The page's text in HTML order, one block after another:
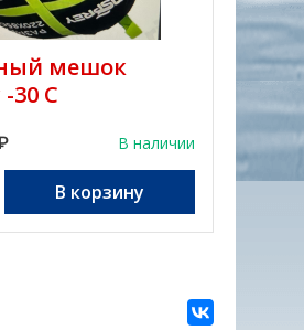
мешок
30 С
В наличии
В корзину